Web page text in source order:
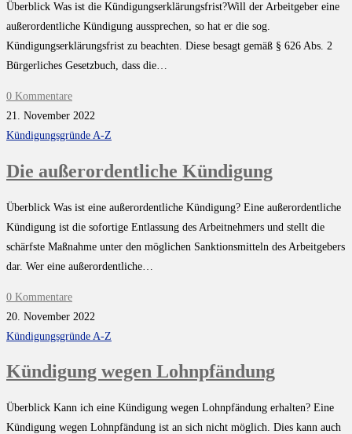
Überblick Was ist die Kündigungserklärungsfrist?Will der Arbeitgeber eine
außerordentliche Kündigung aussprechen, so hat er die sog.
Kündigungserklärungsfrist zu beachten. Diese besagt gemäß § 626 Abs. 2
Bürgerliches Gesetzbuch, dass die…
0 Kommentare
21. November 2022
Kündigungsgründe A-Z
Die außerordentliche Kündigung
Überblick Was ist eine außerordentliche Kündigung? Eine außerordentliche
Kündigung ist die sofortige Entlassung des Arbeitnehmers und stellt die
schärfste Maßnahme unter den möglichen Sanktionsmitteln des Arbeitgebers
dar. Wer eine außerordentliche…
0 Kommentare
20. November 2022
Kündigungsgründe A-Z
Kündigung wegen Lohnpfändung
Überblick Kann ich eine Kündigung wegen Lohnpfändung erhalten? Eine
Kündigung wegen Lohnpfändung ist an sich nicht möglich. Dies kann auch